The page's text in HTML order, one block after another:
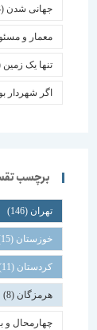
جهانی شدن(3)
معمار و مسئولیت
تنها یک زمین(1)
اگر شهردار بودم (1)
برچسب
خوزستان(15)
کردستان(11)
هرمزگان(8)
چهارمحال و بختیاری